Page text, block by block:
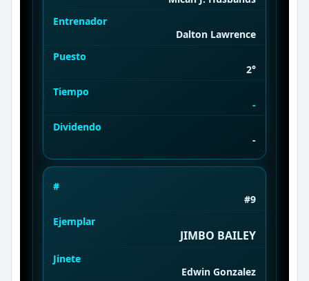
Entrenador
Dalton Lawrence
Puesto
2°
Tiempo
-
Dividendo
-
#
#9
Ejemplar
JIMBO BAILEY
Jinete
Edwin Gonzalez